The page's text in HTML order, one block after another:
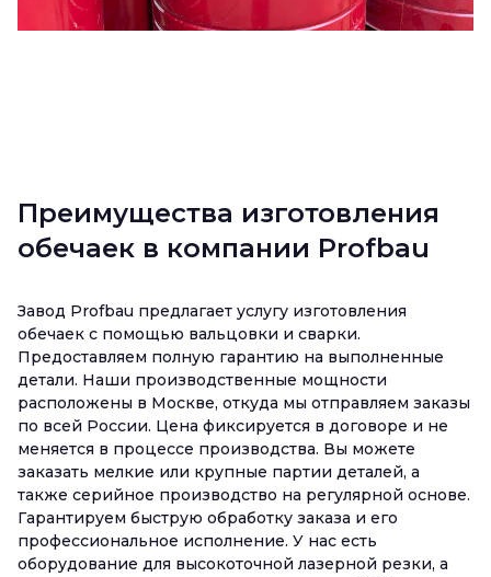
Преимущества изготовления
обечаек в компании Profbau
Завод Profbau предлагает услугу изготовления
обечаек с помощью вальцовки и сварки.
Предоставляем полную гарантию на выполненные
детали. Наши производственные мощности
расположены в Москве, откуда мы отправляем заказы
по всей России. Цена фиксируется в договоре и не
меняется в процессе производства. Вы можете
заказать мелкие или крупные партии деталей, а
также серийное производство на регулярной основе.
Гарантируем быструю обработку заказа и его
профессиональное исполнение. У нас есть
оборудование для высокоточной лазерной резки, а